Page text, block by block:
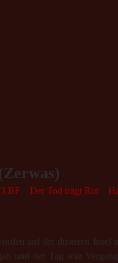
BF Der Tod trägt Rot
auf der düsteren Insel
und der Tag war